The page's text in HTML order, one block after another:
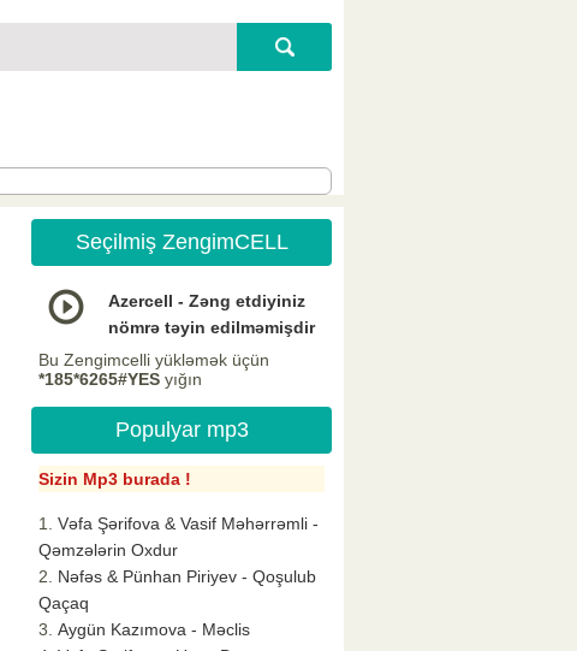
Seçilmiş ZengimCELL
Azercell - Zəng etdiyiniz
nömrə təyin edilməmişdir
Bu Zengimcelli yükləmək üçün
*185*6265#YES yığın
Populyar mp3
Sizin Mp3 burada !
Vəfa Şərifova & Vasif Məhərrəmli -
Qəmzələrin Oxdur
Nəfəs & Pünhan Piriyev - Qoşulub
Qaçaq
Aygün Kazımova - Məclis